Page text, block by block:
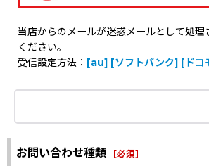
当店からのメールが迷惑メールとして処
ください。
受信設定方法： [au] [ソフトバンク] [ドコ
お問い合わせ種類 [必須]